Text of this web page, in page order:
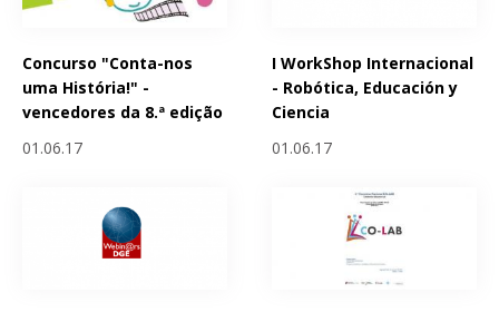
Concurso "Conta-nos
uma História!" -
vencedores da 8.ª edição
01.06.17
I WorkShop Internacional
- Robótica, Educación y
Ciencia
01.06.17